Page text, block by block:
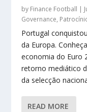
by Finance Football |
Governance,
Portugal
da Europa.
economia do Euro
retorno mediático
da selecção
READ MORE